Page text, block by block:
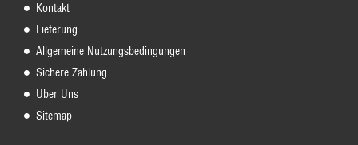
Kontakt
Lieferung
Allgemeine Nutzungsbedingungen
Sichere Zahlung
Über Uns
Sitemap